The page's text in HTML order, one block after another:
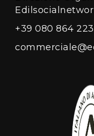
+39 080 864